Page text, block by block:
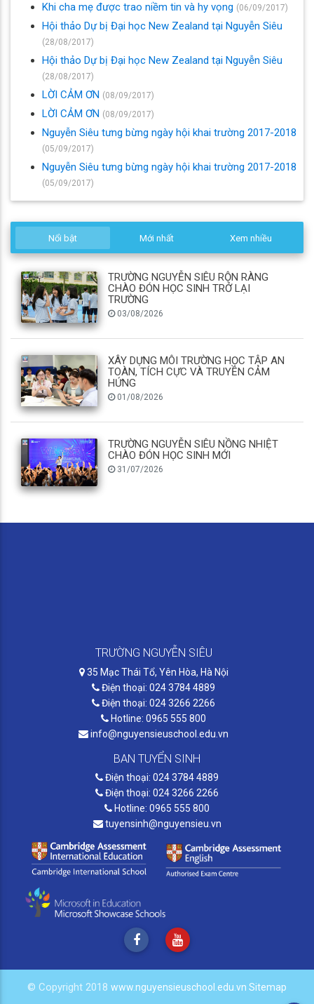
Khi cha mẹ được trao niềm tin và hy vọng (06/09/2017)
Hội thảo Dự bị Đại học New Zealand tại Nguyễn Siêu
(28/08/2017)
Hội thảo Dự bị Đại học New Zealand tại Nguyễn Siêu
(28/08/2017)
LỜI CẢM ƠN (08/09/2017)
LỜI CẢM ƠN (08/09/2017)
Nguyễn Siêu tưng bừng ngày hội khai trường 2017-2018
(05/09/2017)
Nguyễn Siêu tưng bừng ngày hội khai trường 2017-2018
(05/09/2017)
Nổi bật Mới nhất Xem nhiều
TRƯỜNG NGUYỄN SIÊU RỘN RÀNG
CHÀO ĐÓN HỌC SINH TRỞ LẠI
TRƯỜNG
03/08/2026
XÂY DỰNG MÔI TRƯỜNG HỌC TẬP AN
TOÀN, TÍCH CỰC VÀ TRUYỀN CẢM
HỨNG
01/08/2026
TRƯỜNG NGUYỄN SIÊU NỒNG NHIỆT
CHÀO ĐÓN HỌC SINH MỚI
31/07/2026
TRƯỜNG NGUYỄN SIÊU
35 Mạc Thái Tổ, Yên Hòa, Hà Nội
Điện thoại: 024 3784 4889
Điện thoại: 024 3266 2266
Hotline: 0965 555 800
info@nguyensieuschool.edu.vn
BAN TUYỂN SINH
Điện thoại: 024 3784 4889
Điện thoại: 024 3266 2266
Hotline: 0965 555 800
tuyensinh@nguyensieu.vn
© Copyright 2018 www.nguyensieuschool.edu.vn Sitemap